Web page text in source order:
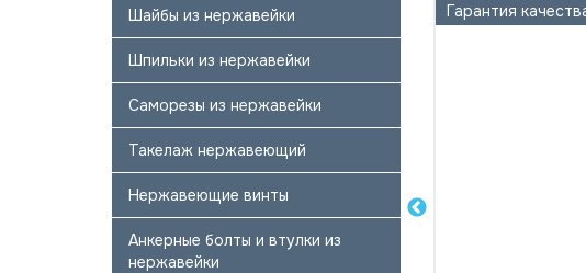
Шайбы из нержавейки
Шпильки из нержавейки
Саморезы из нержавейки
Такелаж нержавеющий
Нержавеющие винты
Анкерные болты и втулки из
нержавейки
Гарантия